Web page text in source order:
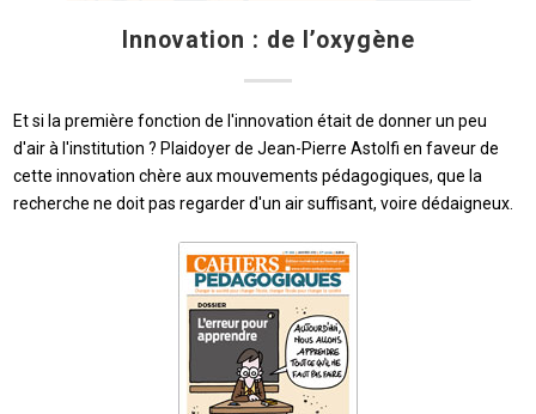
Innovation : de l’oxygène
Et si la première fonction de l'innovation était de donner un peu
d'air à l'institution ? Plaidoyer de Jean-Pierre Astolfi en faveur de
cette innovation chère aux mouvements pédagogiques, que la
recherche ne doit pas regarder d'un air suffisant, voire dédaigneux.